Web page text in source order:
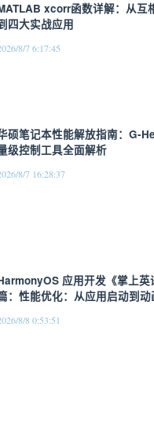
xcorr函数详解：从互
四大实战应用
8/7 6:17:45
硕笔记本性能解放指南：G-
级控制工具全面解析
8/7 16:28:37
应用开发《掌上英
：性能优化：从应用启动到动
8/8 0:53:51